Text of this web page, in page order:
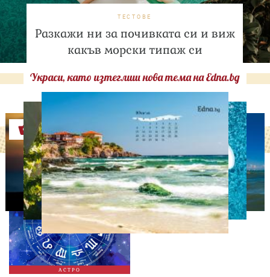
ТЕСТОВЕ
Разкажи ни за почивката си и виж
какъв морски типаж си
Украси, като изтеглиш нова тема на Edna.bg
Оферти
АСТРО
АСТРОЛОГИЯ
Дневен хороскоп за 6
август, четвъртък